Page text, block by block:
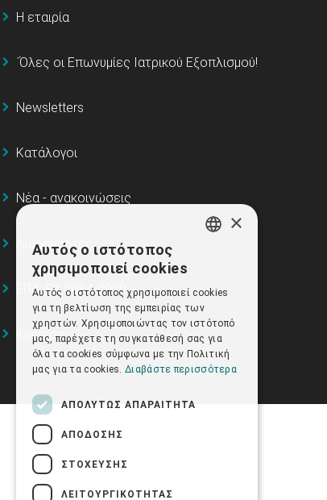
Η εταιρία
΄Όλες οι Επωνυμίες Ιατρικού Εξοπλισμού!
Newsletters
Κατάλογοι
Νέα - ανακοινώσεις
Δωροκάρτες
ΕΠΑνΕΚ 2014-2020
Καριέρα
×
Αυτός ο ιστότοπος
χρησιμοποιεί cookies
Αυτός ο ιστότοπος χρησιμοποιεί cookies
για τη βελτίωση της εμπειρίας των
χρηστών. Χρησιμοποιώντας τον ιστότοπό
μας, παρέχετε τη συγκατάθεσή σας για
όλα τα cookies σύμφωνα με την Πολιτική
μας για τα cookies. Διαβάστε περισσότερα
ΑΠΟΛΎΤΩΣ ΑΠΑΡΑΊΤΗΤΑ
ΑΠΌΔΟΣΗΣ
ΣΤΌΧΕΥΣΗΣ
ΛΕΙΤΟΥΡΓΙΚΌΤΗΤΑΣ